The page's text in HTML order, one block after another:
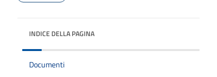
INDICE DELLA PAGINA
Documenti